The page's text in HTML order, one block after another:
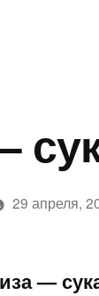
29 апреля,
—